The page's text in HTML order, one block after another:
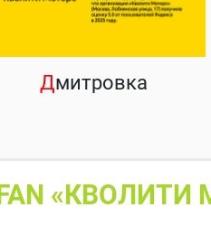
Дмитровка
«КВОЛИТИ